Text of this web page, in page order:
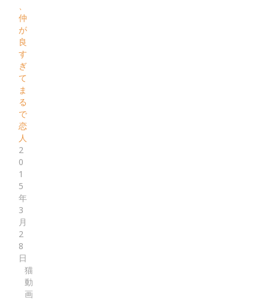
仲
が
良
す
ぎ
て
ま
る
で
恋
人
2
0
1
5
年
3
月
2
8
日
猫
動
画